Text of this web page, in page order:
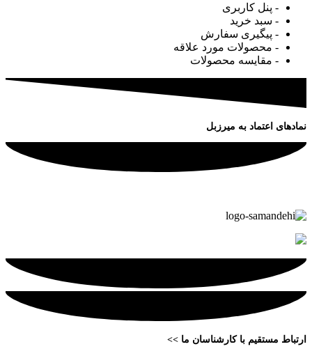
- پنل کاربری
- سبد خرید
- پیگیری سفارش
- محصولات مورد علاقه
- مقایسه محصولات
نمادهای اعتماد به میرزبل
ارتباط مستقیم با کارشناسان ما >>